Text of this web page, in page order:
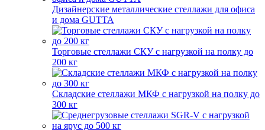
Дизайнерские металлические стеллажи для офиса
и дома GUTTA
Торговые стеллажи СКУ с нагрузкой на полку до
200 кг
Складские стеллажи МКФ с нагрузкой на полку до
300 кг